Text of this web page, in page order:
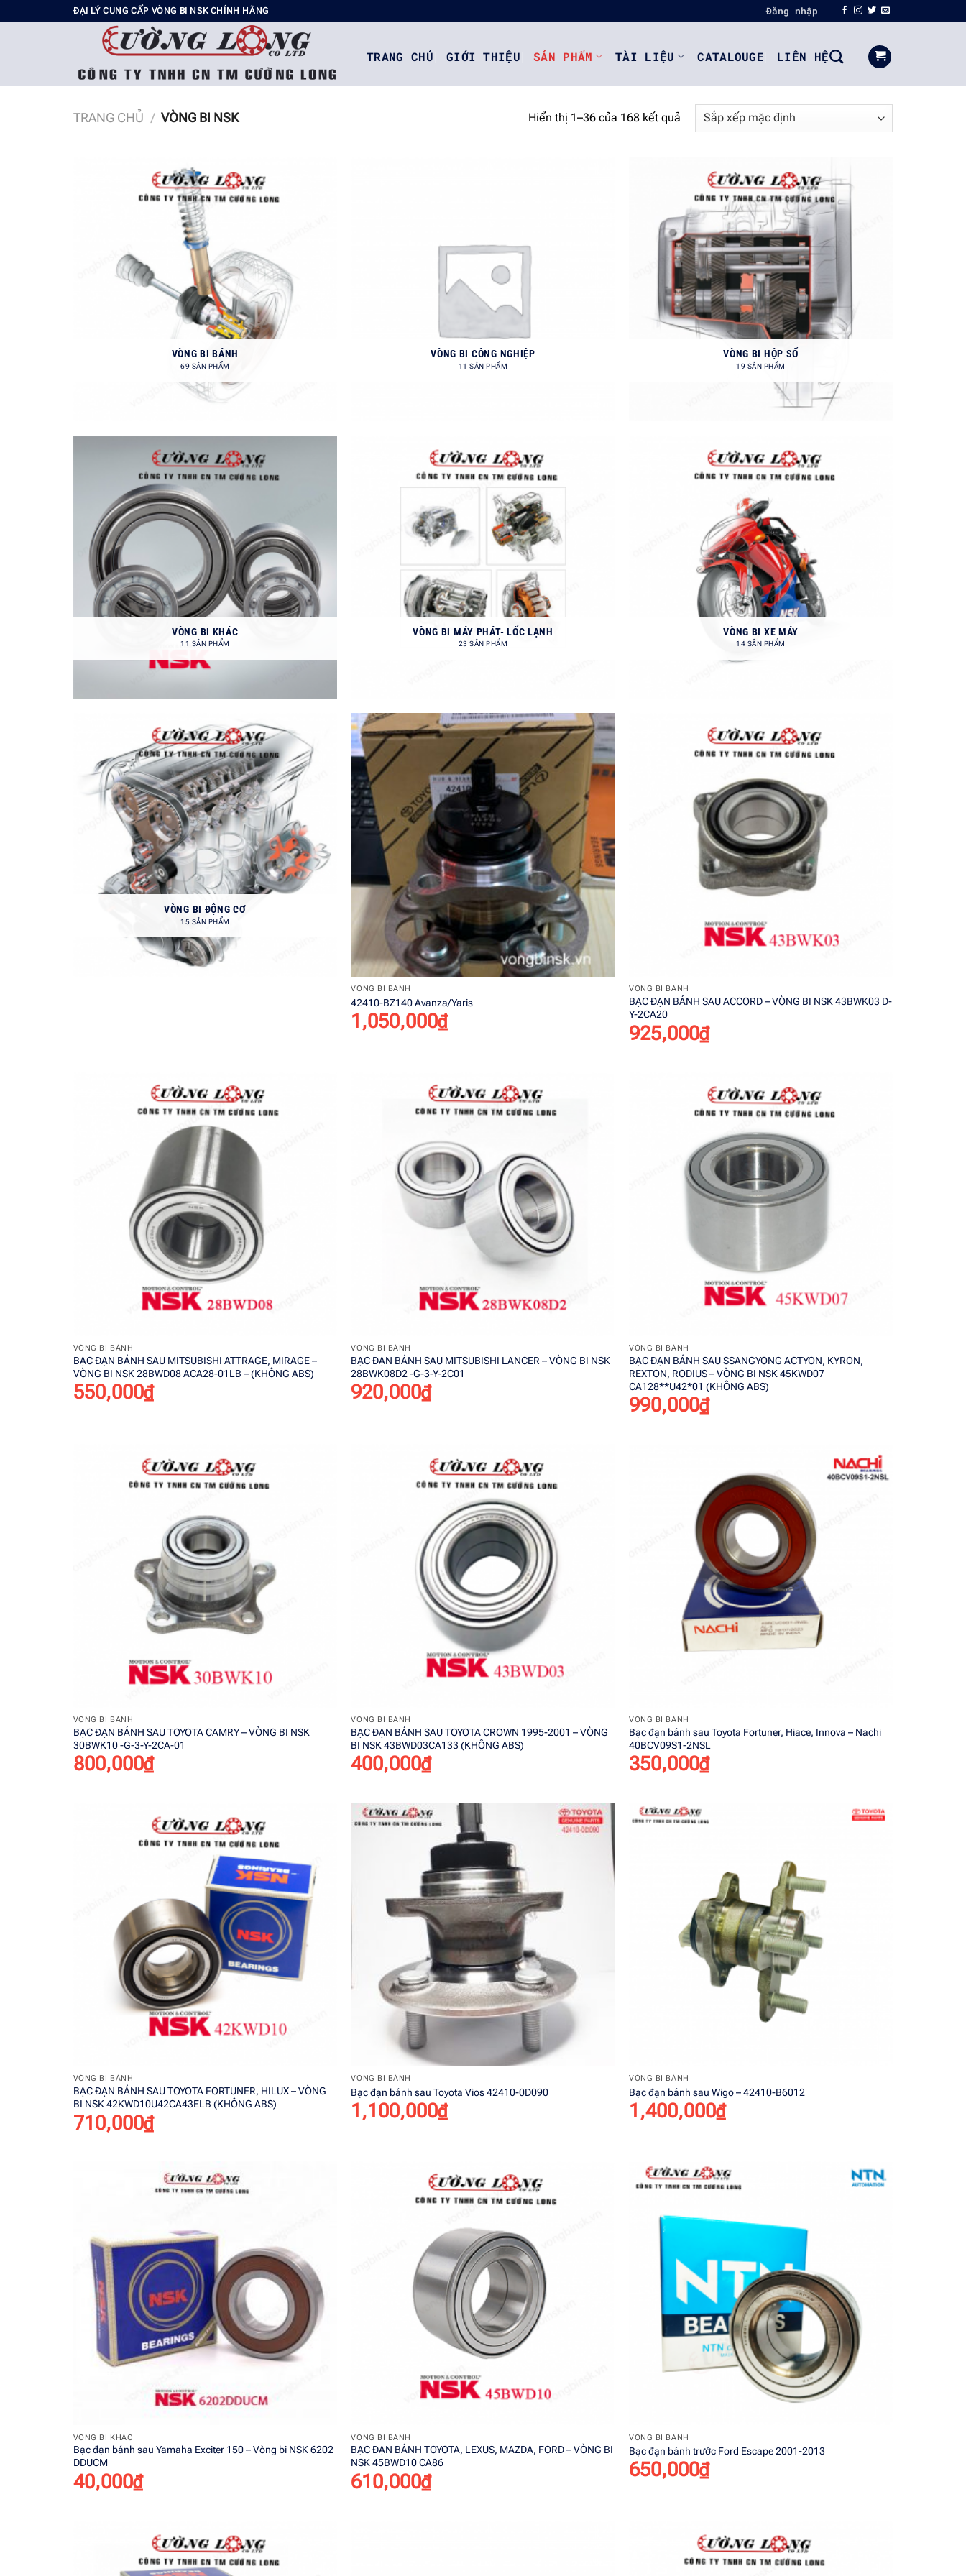
đến
ĐẠI LÝ CUNG CẤP VÒNG BI NSK CHÍNH HÃNG Đăng nhập
TRANG CHỦ GIỚI THIỆU SẢN PHẨM TÀI LIỆU CATALOUGE LIÊN HỆ
TRANG CHỦ / VÒNG BI NSK Hiển thị 1–36 của 168 kết quả
VÒNG BI BÁNH
69 SẢN PHẨM
VÒNG BI CÔNG NGHIỆP
11 SẢN PHẨM
VÒNG BI HỘP SỐ
19 SẢN PHẨM
VÒNG BI KHÁC
11 SẢN PHẨM
VÒNG BI MÁY PHÁT- LỐC LẠNH
23 SẢN PHẨM
VÒNG BI XE MÁY
14 SẢN PHẨM
VÒNG BI ĐỘNG CƠ
15 SẢN PHẨM
Add to
wishlist
+
VÒNG BI BÁNH
42410-BZ140 Avanza/Yaris
1,050,000₫
VÒNG BI BÁNH
BẠC ĐẠN BÁNH SAU ACCORD – VÒNG BI NSK 43BWK03 D-
Y-2CA20
925,000₫
VÒNG BI BÁNH
BẠC ĐẠN BÁNH SAU MITSUBISHI ATTRAGE, MIRAGE –
VÒNG BI NSK 28BWD08 ACA28-01LB – (KHÔNG ABS)
550,000₫
VÒNG BI BÁNH
BẠC ĐẠN BÁNH SAU MITSUBISHI LANCER – VÒNG BI NSK
28BWK08D2 -G-3-Y-2C01
920,000₫
VÒNG BI BÁNH
BẠC ĐẠN BÁNH SAU SSANGYONG ACTYON, KYRON,
REXTON, RODIUS – VÒNG BI NSK 45KWD07
CA128**U42*01 (KHÔNG ABS)
990,000₫
VÒNG BI BÁNH
BẠC ĐẠN BÁNH SAU TOYOTA CAMRY – VÒNG BI NSK
30BWK10 -G-3-Y-2CA-01
800,000₫
VÒNG BI BÁNH
BẠC ĐẠN BÁNH SAU TOYOTA CROWN 1995-2001 – VÒNG
BI NSK 43BWD03CA133 (KHÔNG ABS)
400,000₫
VÒNG BI BÁNH
Bạc đạn bánh sau Toyota Fortuner, Hiace, Innova – Nachi
40BCV09S1-2NSL
350,000₫
Add to
wishlist
VÒNG BI BÁNH
BẠC ĐẠN BÁNH SAU TOYOTA FORTUNER, HILUX – VÒNG
BI NSK 42KWD10U42CA43ELB (KHÔNG ABS)
710,000₫
VÒNG BI BÁNH
Bạc đạn bánh sau Toyota Vios 42410-0D090
1,100,000₫
VÒNG BI BÁNH
Bạc đạn bánh sau Wigo – 42410-B6012
1,400,000₫
VÒNG BI KHÁC
Bạc đạn bánh sau Yamaha Exciter 150 – Vòng bi NSK 6202
DDUCM
40,000₫
VÒNG BI BÁNH
BẠC ĐẠN BÁNH TOYOTA, LEXUS, MAZDA, FORD – VÒNG BI
NSK 45BWD10 CA86
610,000₫
VÒNG BI BÁNH
Bạc đạn bánh trước Ford Escape 2001-2013
650,000₫